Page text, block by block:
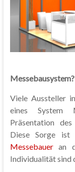
Messebausystem?
Viele Aussteller
eines System
Präsentation
Diese Sorge ist
Messebaueran
Individualität sind